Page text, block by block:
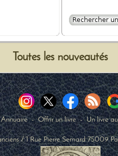
Toutes les nouveautés
Annuaire-Offrir un livre-Un livre
/1 Rue Pierre Semard 75009